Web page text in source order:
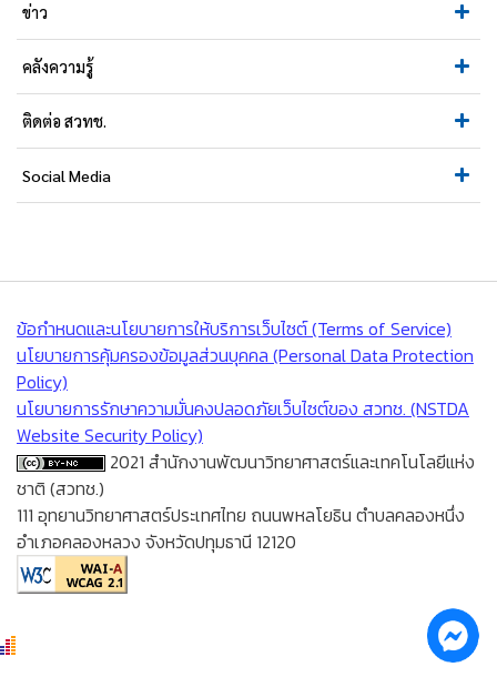
ข่าว
คลังความรู้
ติดต่อ สวทช.
Social Media
ข้อกำหนดและนโยบายการให้บริการเว็บไซต์ (Terms of Service)
นโยบายการคุ้มครองข้อมูลส่วนบุคคล (Personal Data Protection
Policy)
นโยบายการรักษาความมั่นคงปลอดภัยเว็บไซต์ของ สวทช. (NSTDA
Website Security Policy)
2021 สำนักงานพัฒนาวิทยาศาสตร์และเทคโนโลยีแห่ง
ชาติ (สวทช.)
111 อุทยานวิทยาศาสตร์ประเทศไทย ถนนพหลโยธิน ตำบลคลองหนึ่ง
อำเภอคลองหลวง จังหวัดปทุมธานี 12120